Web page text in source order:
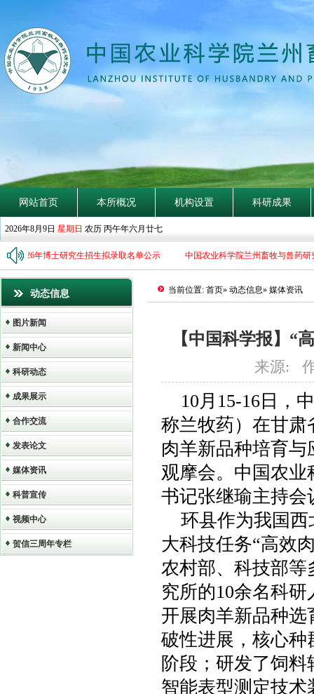
网站首页 本所概况 机构设置 科研成果
2026年8月9日 星期日 农历 丙午年六月廿七
2026年博士研究生招生拟录取名单公示 中国农业科学院兰州畜牧与兽药研
动态信息
图片新闻
新闻中心
科研动态
成果展示
合作交流
发表论文
媒体资讯
科普宣传
视频中心
贺信三周年专栏
当前位置: 首页» 动态信息» 媒体资讯
【中国科学报】“
来源:
10月15-16日，
称兰牧药）在甘肃
肉羊新品种培育
观摩会。中国农
书记张继瑜主持会
环县作为我国
大科技任务“高效
农村部、科技部等
究所的10余名科
开展肉羊新品种选
破性进展，核心种
阶段；研发了饲
智能表型测定技